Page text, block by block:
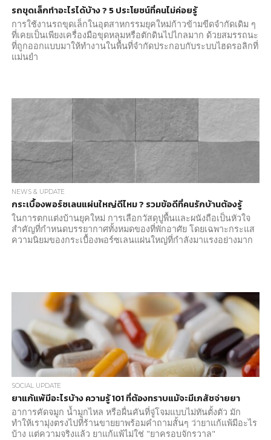
รถขุดเล็กทำอะไรได้บ้าง ? 5 ประโยชน์ที่คนไม่ค่อยรู้
การใช้งานรถขุดเล็กในอุตสาหกรรมยุคใหม่ก้าวข้ามขีดจำกัดเดิม ๆ
ที่เคยเป็นเพียงเครื่องมือขุดหลุมหรือตักดินไปไกลมาก ด้วยสมรรถนะ
ที่ถูกออกแบบมาให้ทำงานในพื้นที่จำกัดประกอบกับระบบไฮดรอลิกที่
แม่นยำ
NEWS & UPDATE
กระเบื้องพอร์ซเลนแผ่นใหญ่ดีไหม ? รวมข้อดีที่คนรักบ้านต้องรู้
ในการตกแต่งบ้านยุคใหม่ การเลือกวัสดุปูพื้นและผนังถือเป็นหัวใจ
สำคัญที่กำหนดบรรยากาศทั้งหมดของที่พักอาศัย โดยเฉพาะกระแส
ความนิยมของกระเบื้องพอร์ซเลนแผ่นใหญ่ที่กำลังมาแรงอย่างมาก
SOCIAL UPDATE
ยาแก้แพ้มีอะไรบ้าง ความรู้ 101 ที่ต้องทราบแม้จะมีเภสัชจ่ายยา
อาการคัดจมูก น้ำมูกไหล หรือผื่นคันที่จู่โจมแบบไม่ทันตั้งตัว มัก
ทำให้เรามุ่งตรงไปที่ร้านขายยาพร้อมคำถามสั้นๆ ว่ายาแก้แพ้มีอะไร
บ้าง แต่ความจริงแล้ว ยาแก้แพ้ไม่ใช่ "ยาครอบจักรวาล"